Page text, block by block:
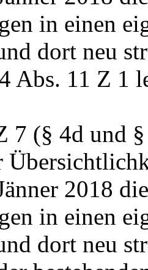
in einen
dort neu
Abs. 11 Z 1
7 (§ 4d und
2018
in einen
dort neu